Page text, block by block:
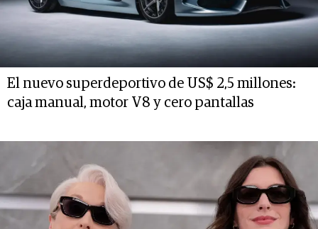
El nuevo superdeportivo de US$ 2,5 millones:
caja manual, motor V8 y cero pantallas